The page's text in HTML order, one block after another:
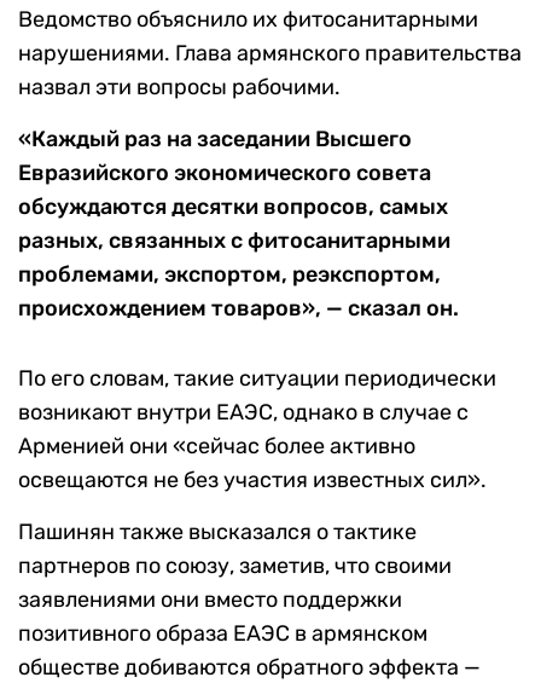
Ведомство объяснило их фитосанитарными
нарушениями. Глава армянского правительства
назвал эти вопросы рабочими.
«Каждый раз на заседании Высшего
Евразийского экономического совета
обсуждаются десятки вопросов, самых
разных, связанных с фитосанитарными
проблемами, экспортом, реэкспортом,
происхождением товаров», — сказал он.
По его словам, такие ситуации периодически
возникают внутри ЕАЭС, однако в случае с
Арменией они «сейчас более активно
освещаются не без участия известных сил».
Пашинян также высказался о тактике
партнеров по союзу, заметив, что своими
заявлениями они вместо поддержки
позитивного образа ЕАЭС в армянском
обществе добиваются обратного эффекта —